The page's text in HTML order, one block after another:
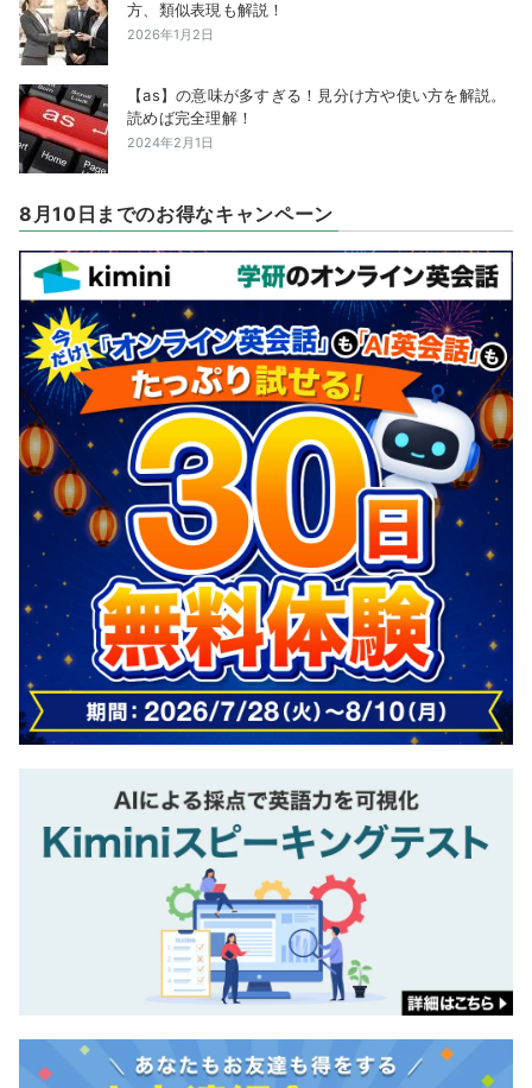
方、類似表現も解説！
2026年1月2日
【as】の意味が多すぎる！見分け方や使い方を解説。
読めば完全理解！
2024年2月1日
8月10日までのお得なキャンペーン